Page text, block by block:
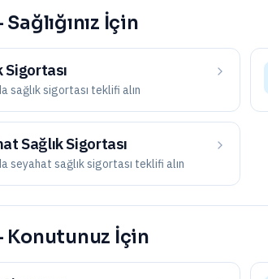
Sağlığınız İçin
Sigortası
sağlık sigortası teklifi alın
Sağlık Sigortası
seyahat sağlık sigortası teklifi alın
Konutunuz İçin